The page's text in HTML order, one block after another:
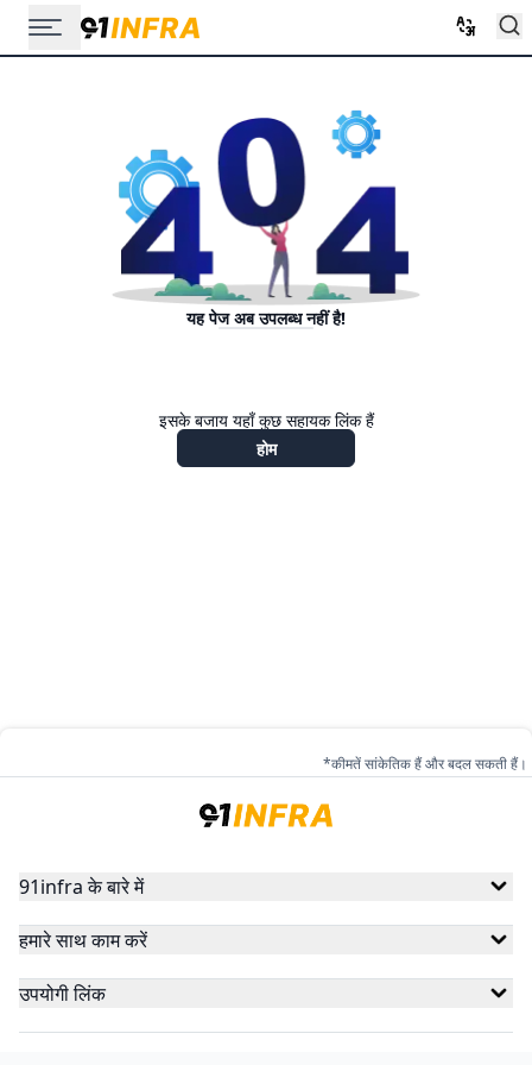
यह पेज अब उपलब्ध नहीं है!
इसके बजाय यहाँ कुछ सहायक लिंक हैं
होम
*कीमतें सांकेतिक हैं और बदल सकती हैं।
91infra के बारे में
हमारे साथ काम करें
उपयोगी लिंक